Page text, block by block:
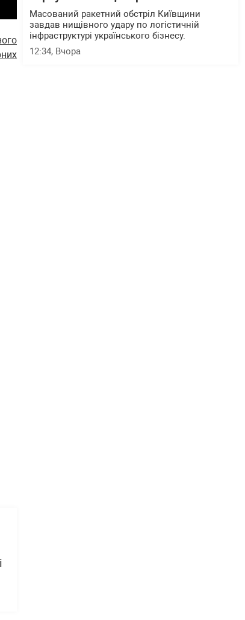
Масований ракетний обстріл Київщини
завдав нищівного удару по логістичній
інфраструктурі українського бізнесу.
12:34, Вчора